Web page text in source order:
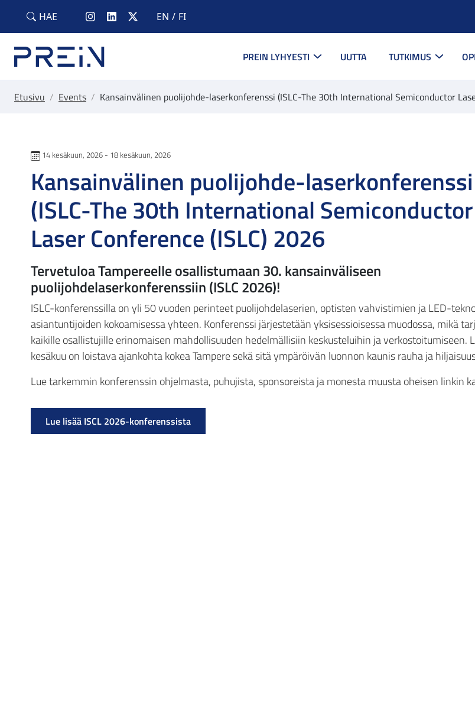
HAE EN FI
PREIN LYHYESTI UUTTA TUTKIMUS
Etusivu / Events / Kansainvälinen puolijohde-laserkonferenssi (ISLC-The 30th International Semiconductor
14 kesäkuun, 2026 - 18 kesäkuun, 2026
Kansainvälinen puolijohde-laserkonferenssi
(ISLC-The 30th International Semiconductor
Laser Conference (ISLC) 2026
Tervetuloa Tampereelle osallistumaan 30. kansainväliseen
puolijohdelaserkonferenssiin (ISLC 2026)!
ISLC-konferenssilla on yli 50 vuoden perinteet puolijohdelaserien, optisten vahvistimien ja LED-
asiantuntijoiden kokoamisessa yhteen. Konferenssi järjestetään yksisessioisessa muodossa, mikä
kaikille osallistujille erinomaisen mahdollisuuden hedelmällisiin keskusteluihin ja verkostoitumiseen.
kesäkuu on loistava ajankohta kokea Tampere sekä sitä ympäröivän luonnon kaunis rauha ja
Lue tarkemmin konferenssin ohjelmasta, puhujista, sponsoreista ja monesta muusta oheisen linkin
Lue lisää ISCL 2026-konferenssista